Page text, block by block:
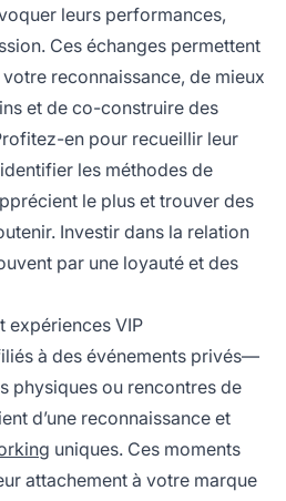
leurs performances,
Ces échanges permettent
reconnaissance, de mieux
et de co-construire des
en pour recueillir leur
les méthodes de
le plus et trouver des
Investir dans la relation
par une loyauté et des
expériences VIP
à des événements privés—
physiques ou rencontres de
d’une reconnaissance et
uniques. Ces moments
attachement à votre marque